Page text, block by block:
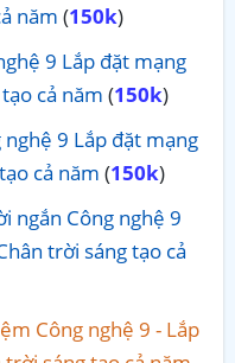
năm (150k)
9 Lắp đặt mạng
cả năm (150k)
9 Lắp đặt mạng
cả năm (150k)
ngắn Công nghệ 9
trời sáng tạo cả
Công nghệ 9 - Lắp